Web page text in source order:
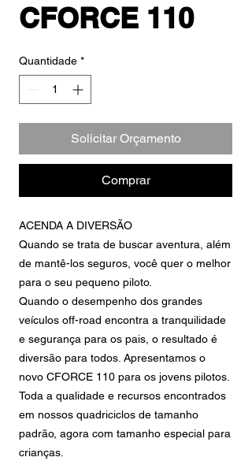
CFORCE 110
Quantidade *
Solicitar Orçamento
Comprar
ACENDA A DIVERSÃO
Quando se trata de buscar aventura, além
de mantê-los seguros, você quer o melhor
para o seu pequeno piloto.
Quando o desempenho dos grandes
veículos off-road encontra a tranquilidade
e segurança para os pais, o resultado é
diversão para todos. Apresentamos o
novo CFORCE 110 para os jovens pilotos.
Toda a qualidade e recursos encontrados
em nossos quadriciclos de tamanho
padrão, agora com tamanho especial para
crianças.